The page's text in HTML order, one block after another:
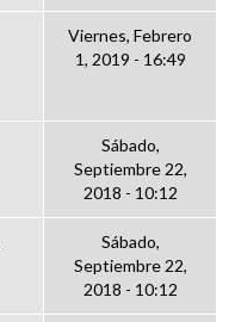
Viernes, Febrero
1, 2019 - 16:49
Sábado,
Septiembre 22,
2018 - 10:12
Sábado,
Septiembre 22,
2018 - 10:12